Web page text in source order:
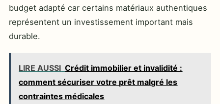
budget adapté car certains matériaux authentiques
représentent un investissement important mais
durable.
LIRE AUSSI Crédit immobilier et invalidité :
comment sécuriser votre prêt malgré les
contraintes médicales